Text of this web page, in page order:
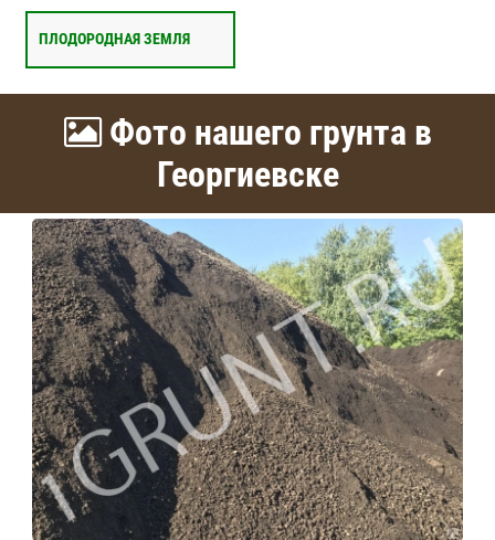
ПЛОДОРОДНАЯ ЗЕМЛЯ
Фото нашего грунта в
Георгиевске